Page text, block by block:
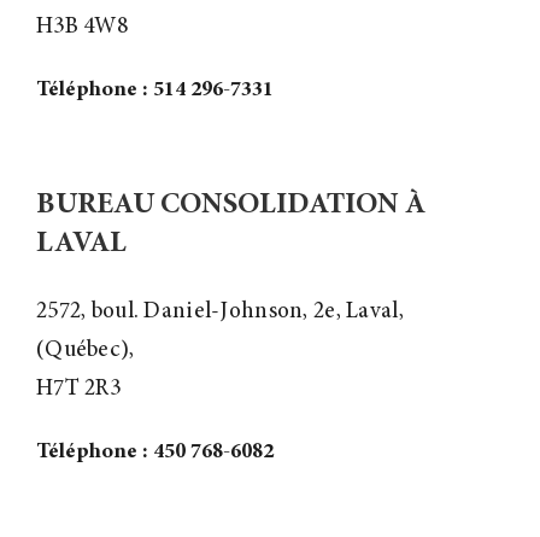
H3B 4W8
Téléphone : 514 296-7331
BUREAU CONSOLIDATION À
LAVAL
2572, boul. Daniel-Johnson, 2e, Laval,
(Québec),
H7T 2R3
Téléphone : 450 768-6082